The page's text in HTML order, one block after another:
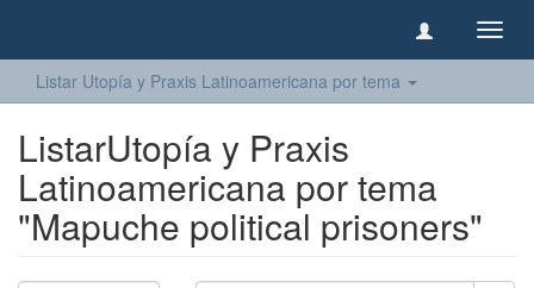
Listar Utopía y Praxis Latinoamericana por tema
ListarUtopía y Praxis
Latinoamericana por tema
"Mapuche political prisoners"